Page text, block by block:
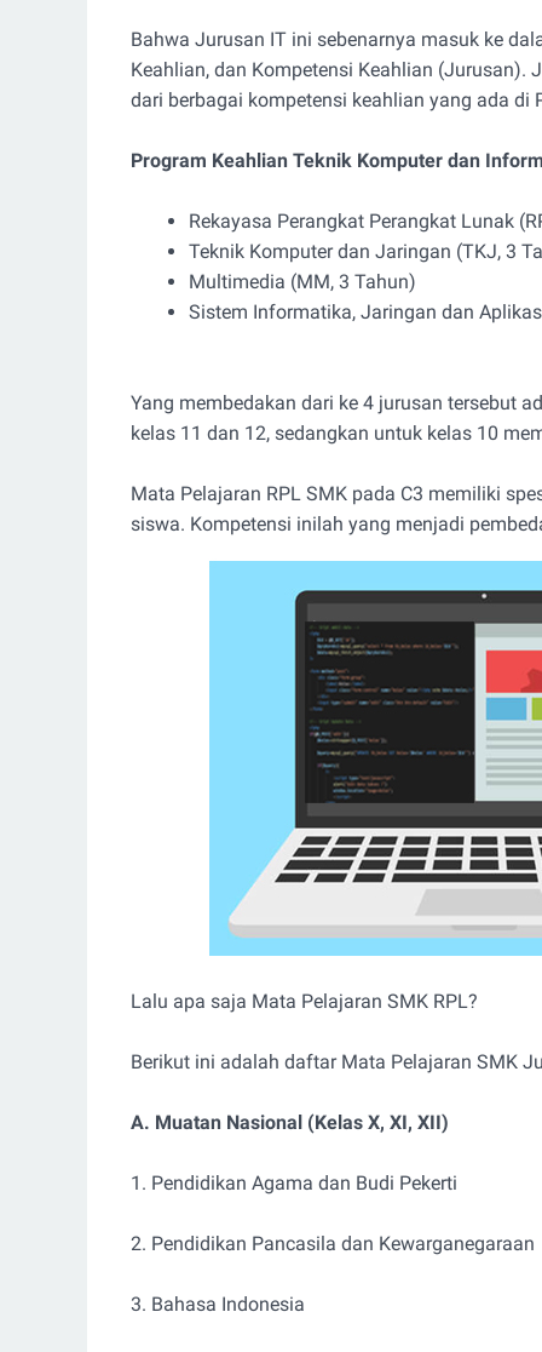
Bahwa Jurusan IT ini sebenarnya masuk ke
Keahlian, dan Kompetensi Keahlian (Jurusan).
dari berbagai kompetensi keahlian yang ada
Program Keahlian Teknik Komputer dan
Rekayasa Perangkat Perangkat Lunak
Teknik Komputer dan Jaringan (TKJ, 3
Multimedia (MM, 3 Tahun)
Sistem Informatika, Jaringan dan
Yang membedakan dari ke 4 jurusan tersebut
kelas 11 dan 12, sedangkan untuk kelas 10
Mata Pelajaran RPL SMK pada C3 memiliki
siswa. Kompetensi inilah yang menjadi
Lalu apa saja Mata Pelajaran SMK RPL?
Berikut ini adalah daftar Mata Pelajaran SMK
A. Muatan Nasional (Kelas X, XI, XII)
1. Pendidikan Agama dan Budi Pekerti
2. Pendidikan Pancasila dan Kewarganegaraan
3. Bahasa Indonesia